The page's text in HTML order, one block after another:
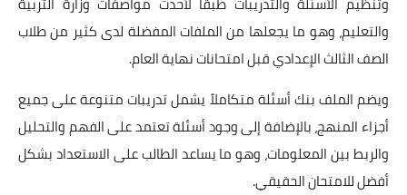
والتعليم، وهو ما يجعلها من الملفات المفضلة لدى كثير من طلاب
الصف الثالث الإعدادي قبل امتحانات نهاية العام.
ويضم الملف بنك أسئلة متكاملاً يشمل تدريبات متنوعة على جميع
أجزاء المنهج، بالإضافة إلى وجود أسئلة تعتمد على الفهم والتحليل
والربط بين المعلومات، وهو ما يساعد الطالب على الاستعداد بشكل
أفضل للامتحان الحقيقي.